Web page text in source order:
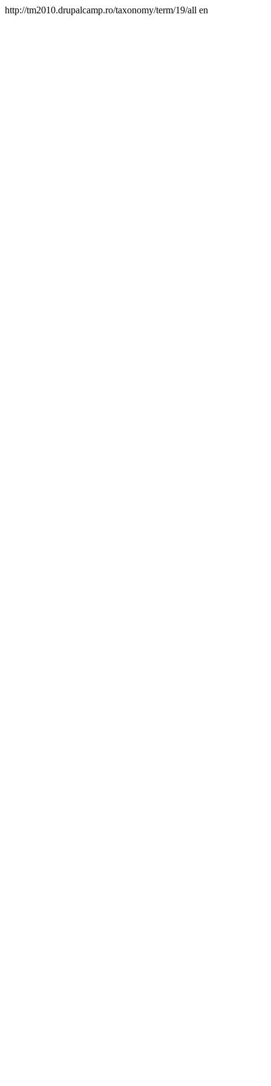
http://tm2010.drupalcamp.ro/taxonomy/term/19/all en